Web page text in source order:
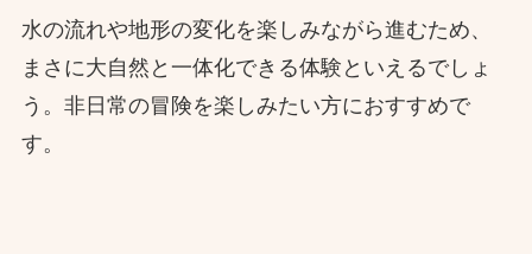
水の流れや地形の変化を楽しみながら進むため、
まさに大自然と一体化できる体験といえるでしょ
う。非日常の冒険を楽しみたい方におすすめで
す。